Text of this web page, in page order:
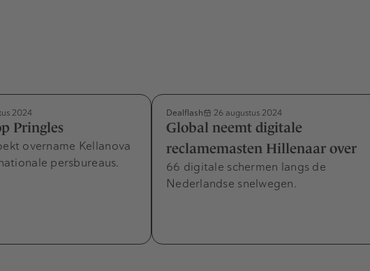
2024
Pringles
overname Kellanova
persbureaus.
Dealflash 26 augustus 2024
Global neemt digitale
reclamemasten Hillenaar over
66 digitale schermen langs de
Nederlandse snelwegen.